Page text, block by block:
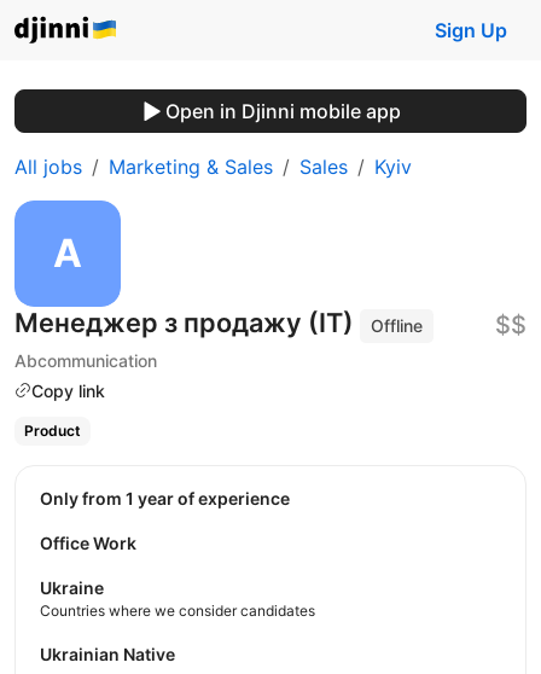
Sign Up
Open in Djinni mobile app
All jobs Marketing & Sales Sales Kyiv
Менеджер з продажу (ІТ)
Offline
Abcommunication
Copy link
$$
Product
Only from 1 year of experience
Office Work
Ukraine
Countries where we consider candidates
Ukrainian Native